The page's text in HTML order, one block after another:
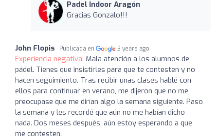
Padel Indoor Aragón
Gracias Gonzalo!!!
John Flopis Publicada en 3 years ago
Experiencia negativa: Mala atención a los alumnos de
pádel. Tienes que insistirles para que te contesten y no
hacen seguimiento. Tras recibir unas clases hablé con
ellos para continuar en verano, me dijeron que no me
preocupase que me dirían algo la semana siguiente. Paso
la semana y les recordé que aún no me habían dicho
nada. Dos meses después, aún estoy esperando a que
me contesten.